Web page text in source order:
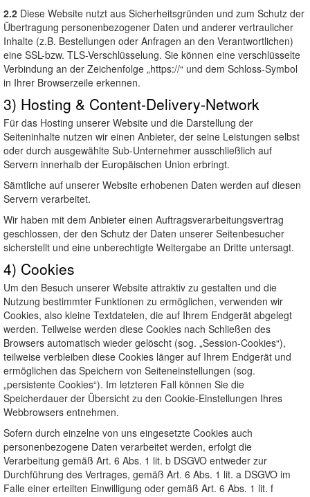
2.2 Diese Website nutzt aus Sicherheitsgründen und zum Schutz der
Übertragung personenbezogener Daten und anderer vertraulicher
Inhalte (z.B. Bestellungen oder Anfragen an den Verantwortlichen)
eine SSL-bzw. TLS-Verschlüsselung. Sie können eine verschlüsselte
Verbindung an der Zeichenfolge „https://“ und dem Schloss-Symbol
in Ihrer Browserzeile erkennen.
3) Hosting & Content-Delivery-Network
Für das Hosting unserer Website und die Darstellung der
Seiteninhalte nutzen wir einen Anbieter, der seine Leistungen selbst
oder durch ausgewählte Sub-Unternehmer ausschließlich auf
Servern innerhalb der Europäischen Union erbringt.
Sämtliche auf unserer Website erhobenen Daten werden auf diesen
Servern verarbeitet.
Wir haben mit dem Anbieter einen Auftragsverarbeitungsvertrag
geschlossen, der den Schutz der Daten unserer Seitenbesucher
sicherstellt und eine unberechtigte Weitergabe an Dritte untersagt.
4) Cookies
Um den Besuch unserer Website attraktiv zu gestalten und die
Nutzung bestimmter Funktionen zu ermöglichen, verwenden wir
Cookies, also kleine Textdateien, die auf Ihrem Endgerät abgelegt
werden. Teilweise werden diese Cookies nach Schließen des
Browsers automatisch wieder gelöscht (sog. „Session-Cookies“),
teilweise verbleiben diese Cookies länger auf Ihrem Endgerät und
ermöglichen das Speichern von Seiteneinstellungen (sog.
„persistente Cookies“). Im letzteren Fall können Sie die
Speicherdauer der Übersicht zu den Cookie-Einstellungen Ihres
Webbrowsers entnehmen.
Sofern durch einzelne von uns eingesetzte Cookies auch
personenbezogene Daten verarbeitet werden, erfolgt die
Verarbeitung gemäß Art. 6 Abs. 1 lit. b DSGVO entweder zur
Durchführung des Vertrages, gemäß Art. 6 Abs. 1 lit. a DSGVO im
Falle einer erteilten Einwilligung oder gemäß Art. 6 Abs. 1 lit. f